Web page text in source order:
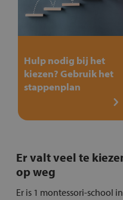
Hulp nodig bij het
kiezen? Gebruik het
stappenplan
Er valt veel te
op weg
Er is 1 montessori-school